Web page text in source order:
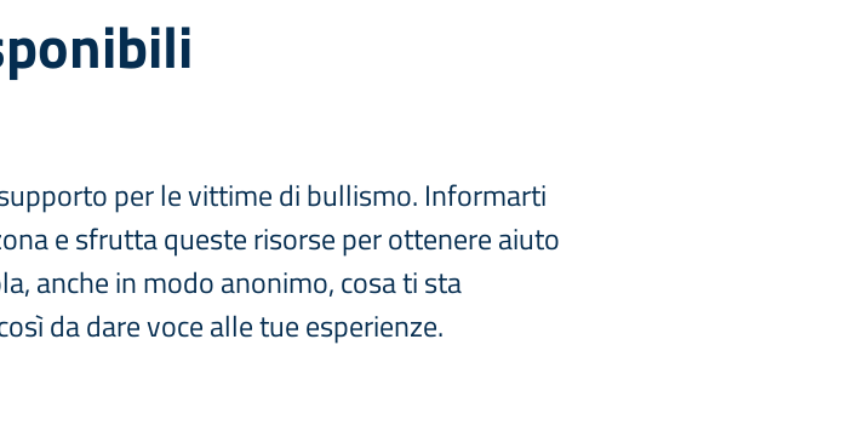
per le vittime di bullismo. Informarti
e sfrutta queste risorse per ottenere aiuto
anche in modo anonimo, cosa ti sta
da dare voce alle tue esperienze.